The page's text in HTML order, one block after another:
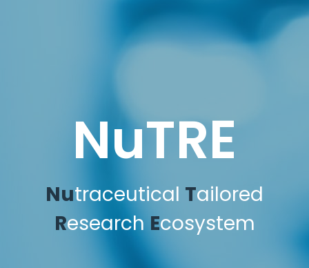
NuTRE
Nutraceutical Tailored
ResearchEcosystem